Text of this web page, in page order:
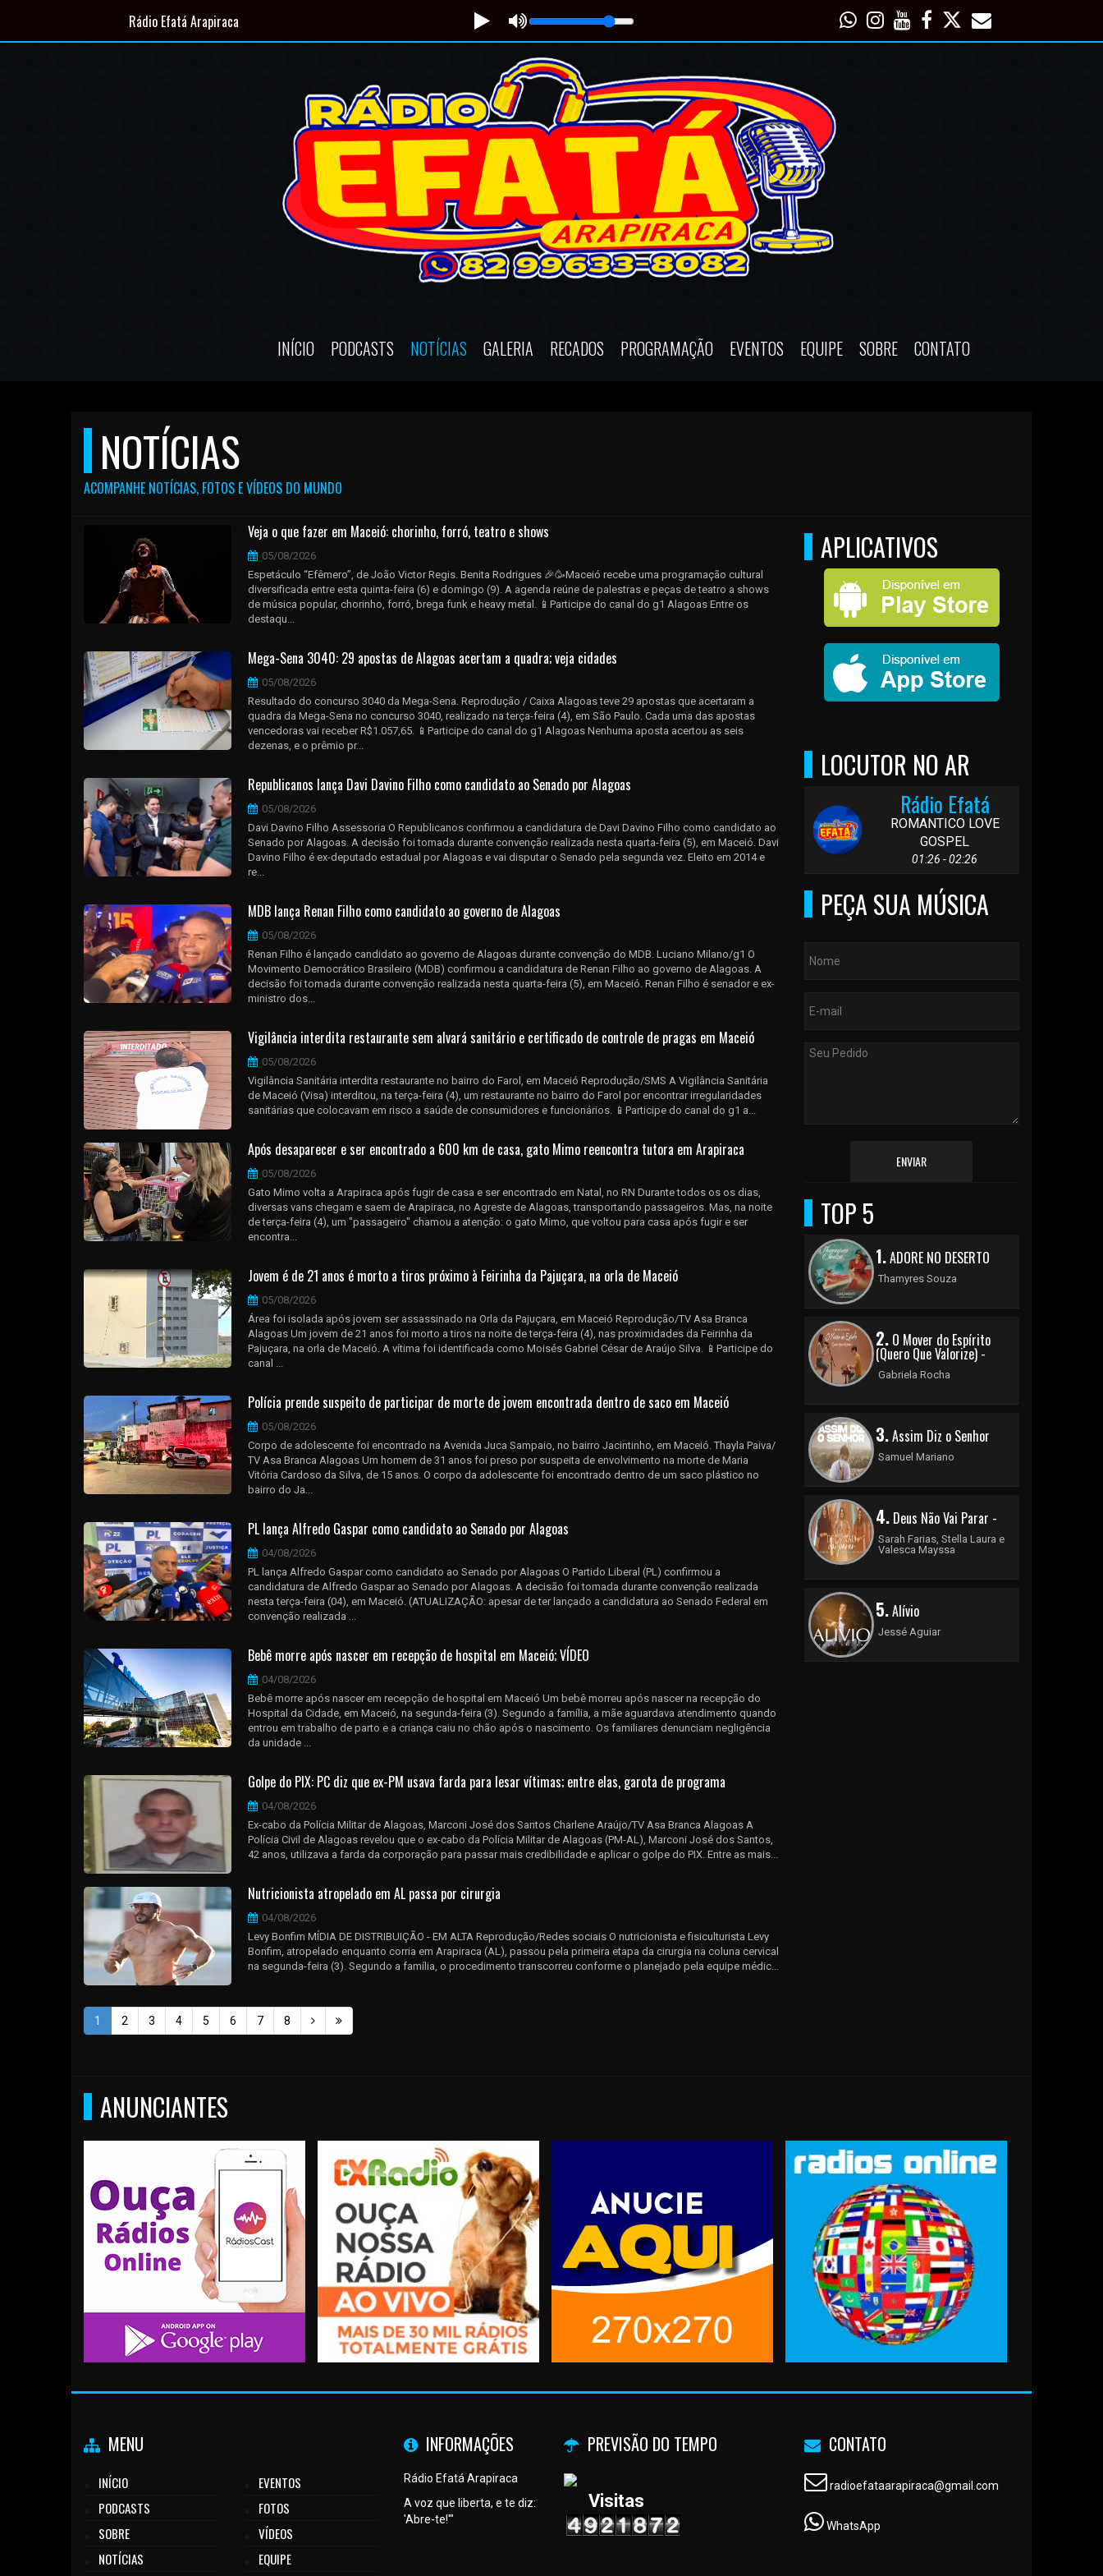
Rádio Efatá Arapiraca
INÍCIO PODCASTS NOTÍCIAS GALERIA RECADOS PROGRAMAÇÃO EVENTOS EQUIPE SOBRE CONTATO
NOTÍCIAS
ACOMPANHE NOTÍCIAS, FOTOS E VÍDEOS DO MUNDO
Veja o que fazer em Maceió: chorinho, forró, teatro e shows
05/08/2026
Espetáculo “Efêmero”, de João Victor Regis. Benita Rodrigues 🎉🥳Maceió recebe uma programação cultural
diversificada entre esta quinta-feira (6) e domingo (9). A agenda reúne de palestras e peças de teatro a shows
de música popular, chorinho, forró, brega funk e heavy metal. 📱Participe do canal do g1 Alagoas Entre os
destaqu...
Mega-Sena 3040: 29 apostas de Alagoas acertam a quadra; veja cidades
05/08/2026
Resultado do concurso 3040 da Mega-Sena. Reprodução / Caixa Alagoas teve 29 apostas que acertaram a
quadra da Mega-Sena no concurso 3040, realizado na terça-feira (4), em São Paulo. Cada uma das apostas
vencedoras vai receber R$1.057,65. 📱Participe do canal do g1 Alagoas Nenhuma aposta acertou as seis
dezenas, e o prêmio pr...
Republicanos lança Davi Davino Filho como candidato ao Senado por Alagoas
05/08/2026
Davi Davino Filho Assessoria O Republicanos confirmou a candidatura de Davi Davino Filho como candidato ao
Senado por Alagoas. A decisão foi tomada durante convenção realizada nesta quarta-feira (5), em Maceió. Davi
Davino Filho é ex-deputado estadual por Alagoas e vai disputar o Senado pela segunda vez. Eleito em 2014 e
re...
MDB lança Renan Filho como candidato ao governo de Alagoas
05/08/2026
Renan Filho é lançado candidato ao governo de Alagoas durante convenção do MDB. Luciano Milano/g1 O
Movimento Democrático Brasileiro (MDB) confirmou a candidatura de Renan Filho ao governo de Alagoas. A
decisão foi tomada durante convenção realizada nesta quarta-feira (5), em Maceió. Renan Filho é senador e ex-
ministro dos...
Vigilância interdita restaurante sem alvará sanitário e certificado de controle de pragas em Maceió
05/08/2026
Vigilância Sanitária interdita restaurante no bairro do Farol, em Maceió Reprodução/SMS A Vigilância Sanitária
de Maceió (Visa) interditou, na terça-feira (4), um restaurante no bairro do Farol por encontrar irregularidades
sanitárias que colocavam em risco a saúde de consumidores e funcionários. 📱Participe do canal do g1 a...
Após desaparecer e ser encontrado a 600 km de casa, gato Mimo reencontra tutora em Arapiraca
05/08/2026
Gato Mimo volta a Arapiraca após fugir de casa e ser encontrado em Natal, no RN Durante todos os os dias,
diversas vans chegam e saem de Arapiraca, no Agreste de Alagoas, transportando passageiros. Mas, na noite
de terça-feira (4), um "passageiro" chamou a atenção: o gato Mimo, que voltou para casa após fugir e ser
encontra...
Jovem é de 21 anos é morto a tiros próximo à Feirinha da Pajuçara, na orla de Maceió
05/08/2026
Área foi isolada após jovem ser assassinado na Orla da Pajuçara, em Maceió Reprodução/TV Asa Branca
Alagoas Um jovem de 21 anos foi morto a tiros na noite de terça-feira (4), nas proximidades da Feirinha da
Pajuçara, na orla de Maceió. A vítima foi identificada como Moisés Gabriel César de Araújo Silva. 📱Participe do
canal ...
Polícia prende suspeito de participar de morte de jovem encontrada dentro de saco em Maceió
05/08/2026
Corpo de adolescente foi encontrado na Avenida Juca Sampaio, no bairro Jacintinho, em Maceió. Thayla Paiva/
TV Asa Branca Alagoas Um homem de 31 anos foi preso por suspeita de envolvimento na morte de Maria
Vitória Cardoso da Silva, de 15 anos. O corpo da adolescente foi encontrado dentro de um saco plástico no
bairro do Ja...
PL lança Alfredo Gaspar como candidato ao Senado por Alagoas
04/08/2026
PL lança Alfredo Gaspar como candidato ao Senado por Alagoas O Partido Liberal (PL) confirmou a
candidatura de Alfredo Gaspar ao Senado por Alagoas. A decisão foi tomada durante convenção realizada
nesta terça-feira (04), em Maceió. (ATUALIZAÇÃO: apesar de ter lançado a candidatura ao Senado Federal em
convenção realizada ...
Bebê morre após nascer em recepção de hospital em Maceió; VÍDEO
04/08/2026
Bebê morre após nascer em recepção de hospital em Maceió Um bebê morreu após nascer na recepção do
Hospital da Cidade, em Maceió, na segunda-feira (3). Segundo a família, a mãe aguardava atendimento quando
entrou em trabalho de parto e a criança caiu no chão após o nascimento. Os familiares denunciam negligência
da unidade ...
Golpe do PIX: PC diz que ex-PM usava farda para lesar vítimas; entre elas, garota de programa
04/08/2026
Ex-cabo da Polícia Militar de Alagoas, Marconi José dos Santos Charlene Araújo/TV Asa Branca Alagoas A
Polícia Civil de Alagoas revelou que o ex-cabo da Polícia Militar de Alagoas (PM-AL), Marconi José dos Santos,
42 anos, utilizava a farda da corporação para passar mais credibilidade e aplicar o golpe do PIX. Entre as mais...
Nutricionista atropelado em AL passa por cirurgia
04/08/2026
Levy Bonfim MÍDIA DE DISTRIBUIÇÃO - EM ALTA Reprodução/Redes sociais O nutricionista e fisiculturista Levy
Bonfim, atropelado enquanto corria em Arapiraca (AL), passou pela primeira etapa da cirurgia na coluna cervical
na segunda-feira (3). Segundo a família, o procedimento transcorreu conforme o planejado pela equipe médic...
1 2 3 4 5 6 7 8
APLICATIVOS
LOCUTOR NO AR
Rádio Efatá
ROMANTICO LOVE
GOSPEL
01:26 - 02:26
PEÇA SUA MÚSICA
ENVIAR
TOP 5
1.ADORE NO DESERTO
Thamyres Souza
2.O Mover do Espírito
(Quero Que Valorize) -
Gabriela Rocha
3.Assim Diz o Senhor
Samuel Mariano
4.Deus Não Vai Parar -
Sarah Farias, Stella Laura e
Valesca Mayssa
5.Alívio
Jessé Aguiar
ANUNCIANTES
MENU
INÍCIO
PODCASTS
SOBRE
NOTÍCIAS
EVENTOS
FOTOS
VÍDEOS
EQUIPE
INFORMAÇÕES
Rádio Efatá Arapiraca
A voz que liberta, e te diz:
'Abre-te!'"
PREVISÃO DO TEMPO
Visitas
CONTATO
radioefataarapiraca@gmail.com
WhatsApp